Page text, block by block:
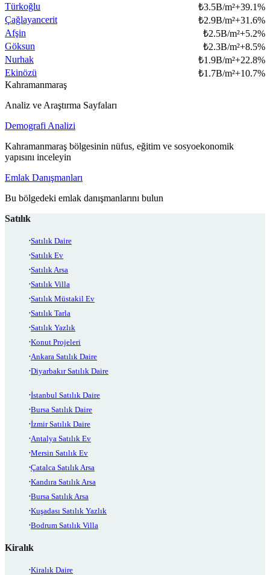
Türkoğlu
₺3.5B/m²+39.1%
Çağlayancerit
₺2.9B/m²+31.6%
Afşin
₺2.5B/m²+5.2%
Göksun
₺2.3B/m²+8.5%
Nurhak
₺1.9B/m²+22.8%
Ekinözü
₺1.7B/m²+10.7%
Kahramanmaraş
Analiz ve Araştırma Sayfaları
Demografi Analizi
Kahramanmaraş bölgesinin nüfus, eğitim ve sosyoekonomik
yapısını inceleyin
Emlak Danışmanları
Bu bölgedeki emlak danışmanlarını bulun
Satılık
Satılık Daire
Satılık Ev
Satılık Arsa
Satılık Villa
Satılık Müstakil Ev
Satılık Tarla
Satılık Yazlık
Konut Projeleri
Ankara Satılık Daire
Diyarbakır Satılık Daire
İstanbul Satılık Daire
Bursa Satılık Daire
İzmir Satılık Daire
Antalya Satılık Ev
Mersin Satılık Ev
Çatalca Satılık Arsa
Kandıra Satılık Arsa
Bursa Satılık Arsa
Kuşadası Satılık Yazlık
Bodrum Satılık Villa
Kiralık
Kiralık Daire